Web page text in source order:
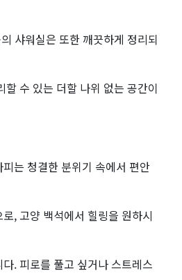
샤워실은 또한 깨끗하게 정리되
할 수 있는 더할 나위 없는 공간이
는 청결한 분위기 속에서 편안
, 고양 백석에서 힐링을 원하시
. 피로를 풀고 싶거나 스트레스